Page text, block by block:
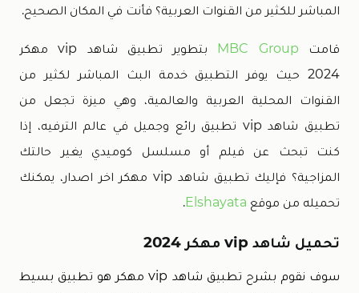
المباشر للكثير من القنوات العربية؟ فأنت في المكان الصحيح.
قامت MBC Group
بتطوير تطبيق شاهد vip مهكر
2024 حيث يوفر التطبيق خدمة البث المباشر لكثير من
القنوات المحلية العربية والعالمية، وهي ميزة تجعل من
تطبيق شاهد vip تطبيق رائع وجميل في عالم الترفيه، إذا
كنت تبحث عن فيلم أو مسلسل كوميدي يغير حالتك
المزاجية؟ فإليك تطبيق شاهد vip مهكر اخر اصدار، يمكنك
تحميله من موقع Elshayata
.
تحميل شاهد vip مهكر 2024
سوف نقوم بشرح تطبيق شاهد vip مهكر هو تطبيق بسيط